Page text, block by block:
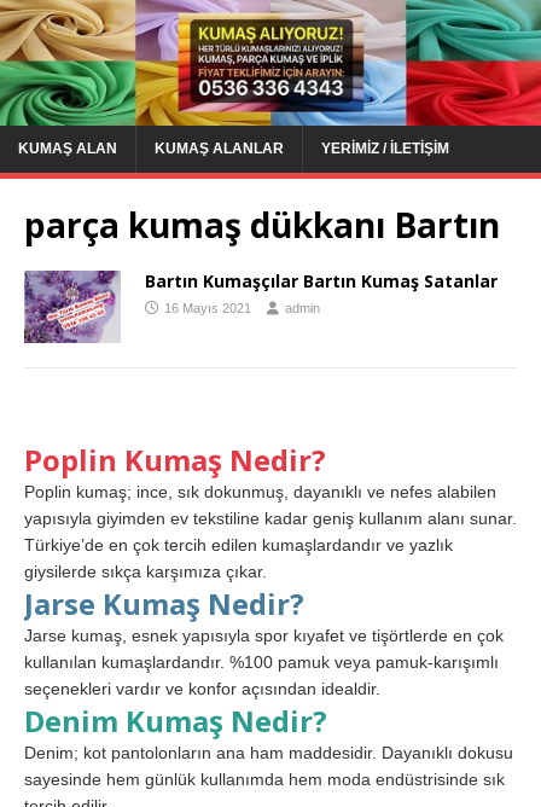
KUMAŞ ALAN KUMAŞ ALANLAR YERIMIZ / İLETIŞIM
parça kumaş dükkanı Bartın
Bartın Kumaşçılar Bartın Kumaş Satanlar
16 Mayıs 2021 admin
Poplin Kumaş Nedir?
Poplin kumaş; ince, sık dokunmuş, dayanıklı ve nefes alabilen
yapısıyla giyimden ev tekstiline kadar geniş kullanım alanı sunar.
Türkiye’de en çok tercih edilen kumaşlardandır ve yazlık
giysilerde sıkça karşımıza çıkar.
Jarse Kumaş Nedir?
Jarse kumaş, esnek yapısıyla spor kıyafet ve tişörtlerde en çok
kullanılan kumaşlardandır. %100 pamuk veya pamuk-karışımlı
seçenekleri vardır ve konfor açısından idealdir.
Denim Kumaş Nedir?
Denim; kot pantolonların ana ham maddesidir. Dayanıklı dokusu
sayesinde hem günlük kullanımda hem moda endüstrisinde sık